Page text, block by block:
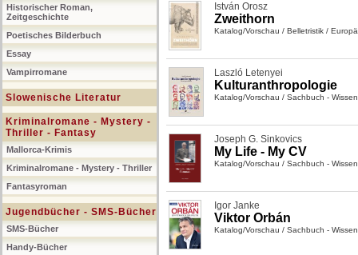
Historischer Roman,
Zeitgeschichte
Poetisches Bilderbuch
Essay
Vampirromane
Slowenische Literatur
Kriminalromane - Mystery -
Thriller - Fantasy
Mallorca-Krimis
Kriminalromane - Mystery - Thriller
Fantasyroman
Jugendbücher - SMS-Bücher
SMS-Bücher
Handy-Bücher
István Orosz
Zweithorn
Katalog/Vorschau / Belletristik /
Laszló Letenyei
Kulturanthropologie
Katalog/Vorschau / Sachbuch -
Joseph G. Sinkovics
My Life - My CV
Katalog/Vorschau / Sachbuch -
Igor Janke
Viktor Orbán
Katalog/Vorschau / Sachbuch -